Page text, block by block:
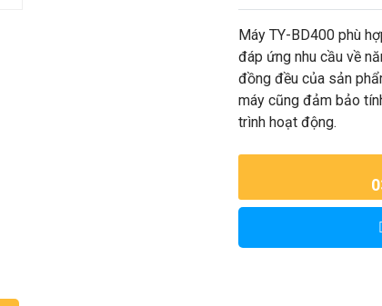
Máy TY-BD400 phù
đáp ứng nhu cầu về
đồng đều của sản
máy cũng đảm bảo
trình hoạt động.